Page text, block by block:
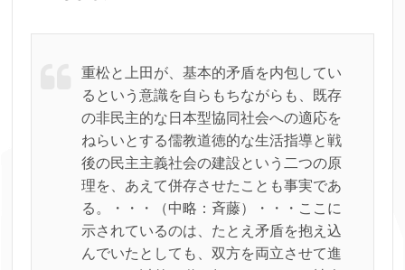
重松と上田が、基本的矛盾を内包してい
るという意識を自らもちながらも、既存
の非民主的な日本型協同社会への適応を
ねらいとする儒教道徳的な生活指導と戦
後の民主主義社会の建設という二つの原
理を、あえて併存させたことも事実であ
る。・・・（中略：斉藤）・・・ここに
示されているのは、たとえ矛盾を抱え込
んでいたとしても、双方を両立させて進